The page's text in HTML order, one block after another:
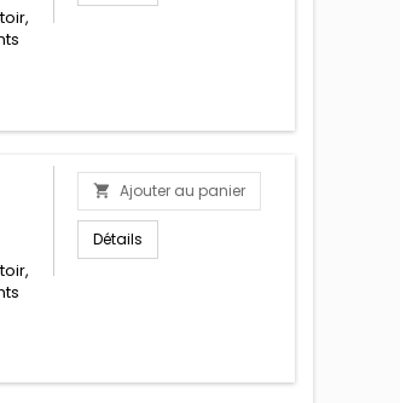
 Ajouter au panier
Détails